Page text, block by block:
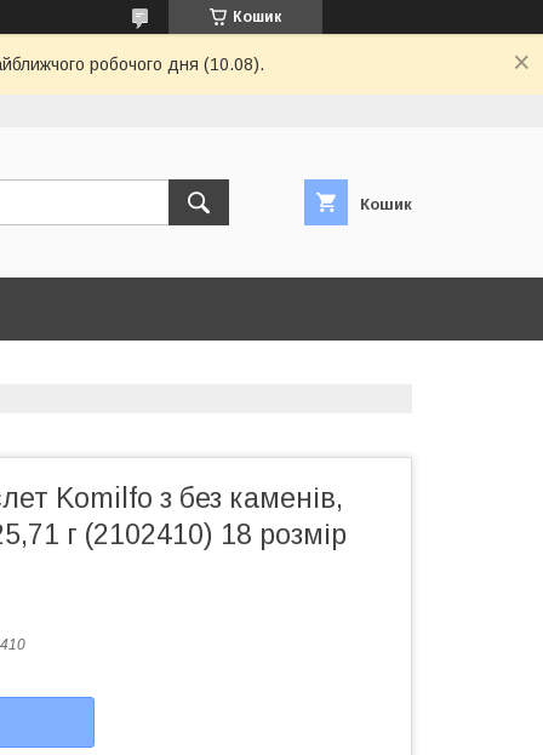
Кошик
робочого дня (10.08).
Кошик
Komilfo з без каменів,
г (2102410) 18 розмір